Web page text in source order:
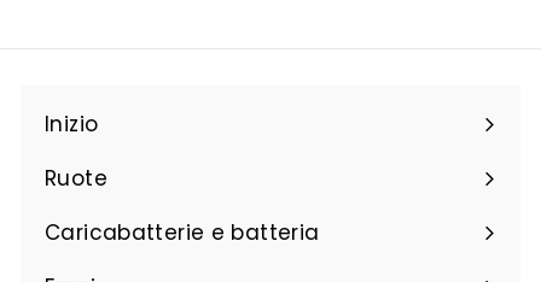
Inizio
Ruote
Caricabatterie e batteria